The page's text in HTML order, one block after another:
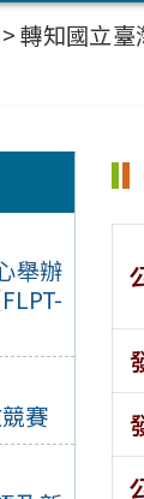
轉知國立臺
舉辦
賽